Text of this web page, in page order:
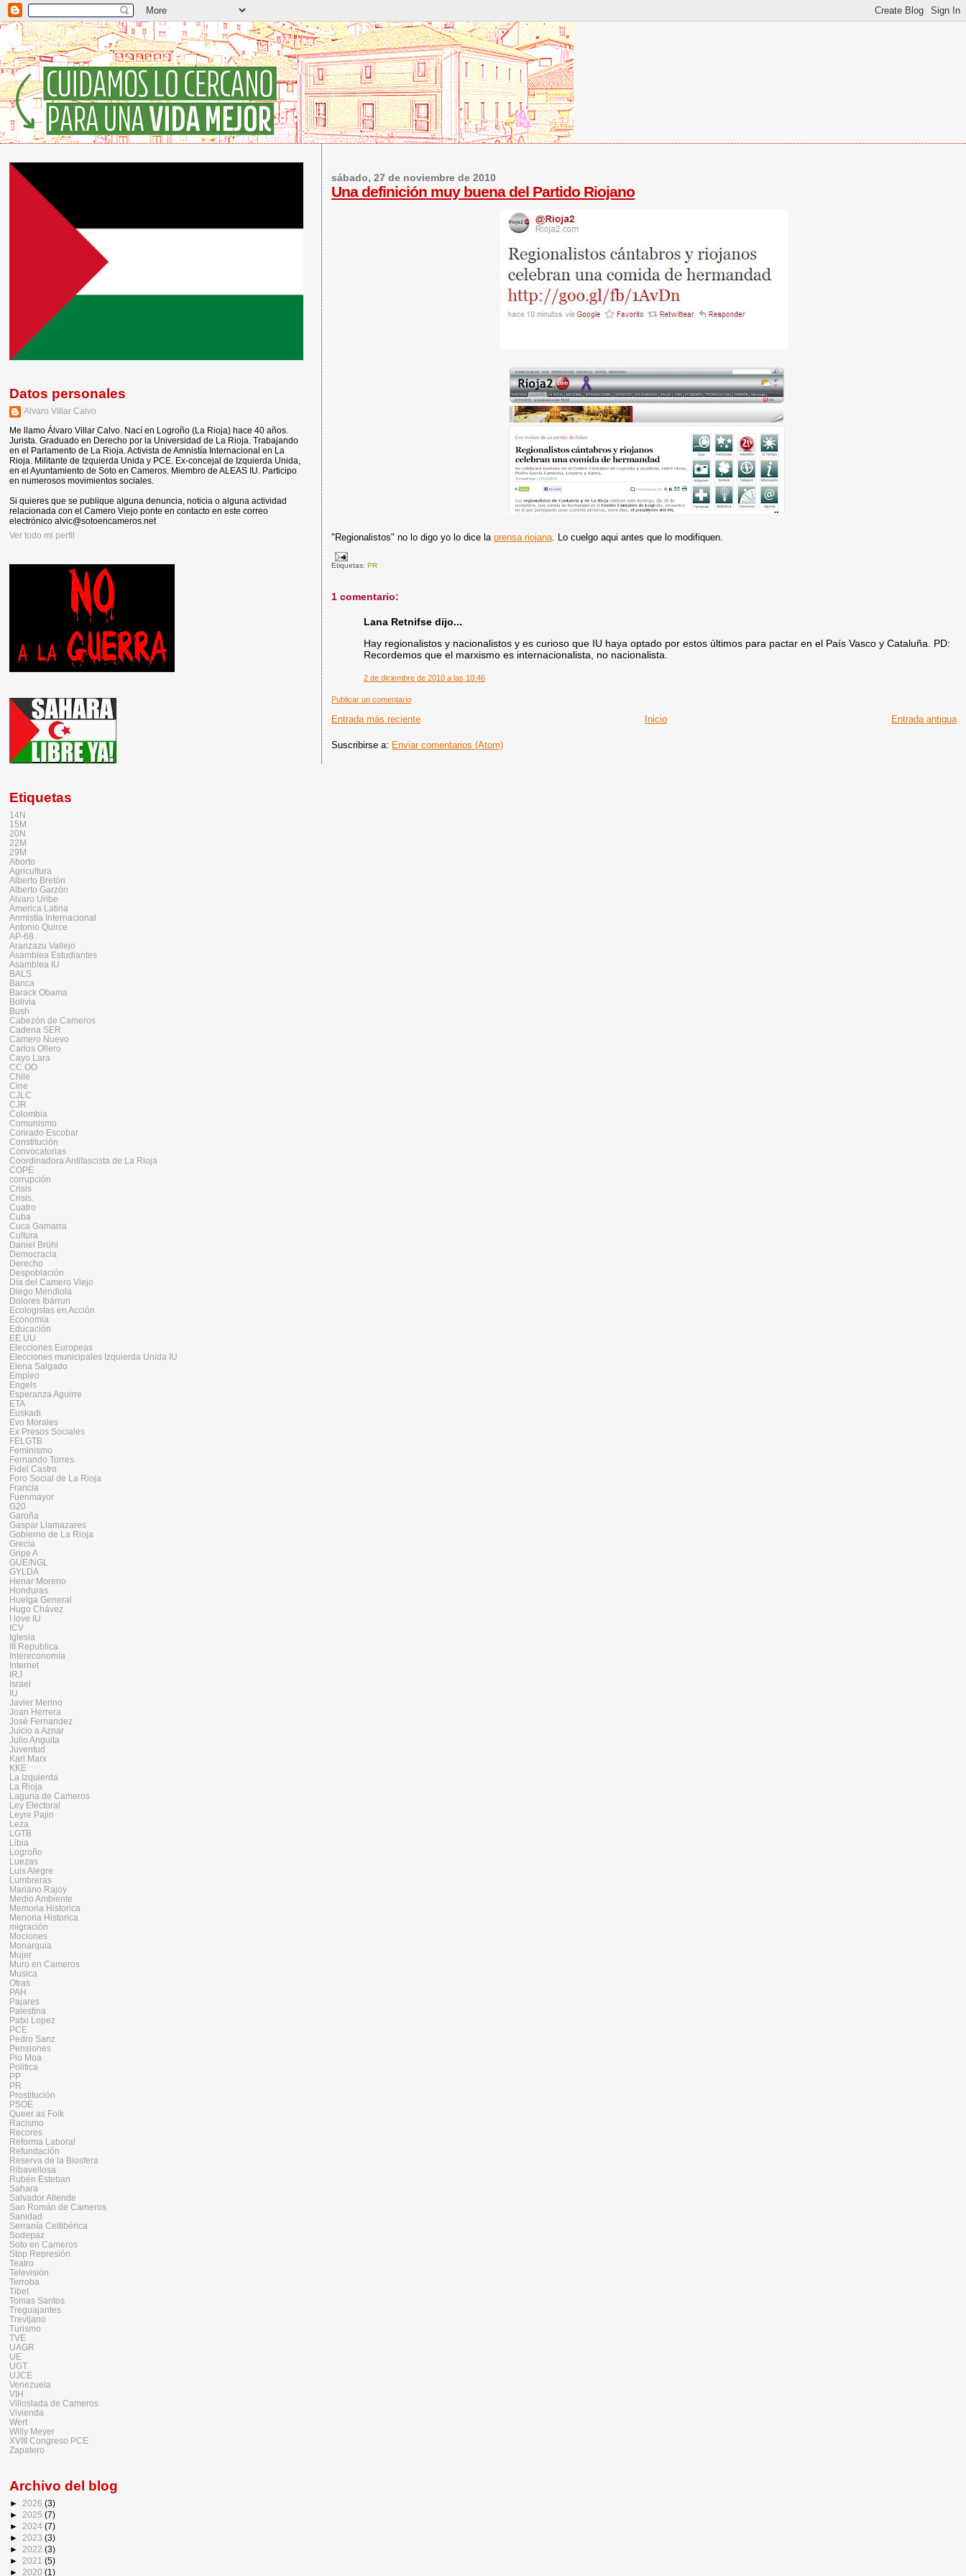
sábado, 27 de noviembre de 2010
Una definición muy buena del Partido Riojano
"Regionalistos" no lo digo yo lo dice laprensa riojana. Lo cuelgo aqui antes que lo modifiquen.
Etiquetas:PR
1 comentario:
Lana Retnifse dijo...
Hay regionalistos y nacionalistos y es curioso que IU haya optado por estos últimos para pactar en el País Vasco y Cataluña. PD:
Recordemos que el marxismo es internacionalista, no nacionalista.
2 de diciembre de 2010 a las 10:46
Publicar un comentario
Entrada más reciente Entrada antigua
Inicio
Suscribirse a: Enviar comentarios (Atom)
Datos personales
Alvaro Villar Calvo
Me llamo Álvaro Villar Calvo. Nací en Logroño (La Rioja) hace 40 años.
Jurista. Graduado en Derecho por la Universidad de La Rioja. Trabajando
en el Parlamento de La Rioja. Activista de Amnistía Internacional en La
Rioja. Militante de Izquierda Unida y PCE. Ex-concejal de Izquierda Unida,
en el Ayuntamiento de Soto en Cameros. Miembro de ALEAS IU. Participo
en numerosos movimientos sociales.
Si quieres que se publique alguna denuncia, noticia o alguna actividad
relacionada con el Camero Viejo ponte en contacto en este correo
electrónico alvic@sotoencameros.net
Ver todo mi perfil
Etiquetas
14N
15M
20N
22M
29M
Aborto
Agricultura
Alberto Bretón
Alberto Garzón
Alvaro Uribe
America Latina
Anmistía Internacional
Antonio Quirce
AP-68
Aranzazu Vallejo
Asamblea Estudiantes
Asamblea IU
BALS
Banca
Barack Obama
Bolivia
Bush
Cabezón de Cameros
Cadena SER
Camero Nuevo
Carlos Ollero
Cayo Lara
CC.OO
Chile
Cine
CJLC
CJR
Colombia
Comunismo
Conrado Escobar
Constitución
Convocatorias
Coordinadora Antifascista de La Rioja
COPE
corrupción
Crisis
Crisis.
Cuatro
Cuba
Cuca Gamarra
Cultura
Daniel Brühl
Democracia
Derecho
Despoblación
Día del Camero Viejo
Diego Mendiola
Dolores Ibárruri
Ecologistas en Acción
Economia
Educación
EE.UU.
Elecciones Europeas
Elecciones municipales Izquierda Unida IU
Elena Salgado
Empleo
Engels
Esperanza Aguirre
ETA
Euskadi
Evo Morales
Ex Presos Sociales
FELGTB
Feminismo
Fernando Torres
Fidel Castro
Foro Social de La Rioja
Francia
Fuenmayor
G20
Garoña
Gaspar Llamazares
Gobierno de La Rioja
Grecia
Gripe A
GUE/NGL
GYLDA
Henar Moreno
Honduras
Huelga General
Hugo Chávez
I love IU
ICV
Iglesia
III Republica
Intereconomía
Internet
IRJ
Israel
IU
Javier Merino
Joan Herrera
José Fernandez
Juicio a Aznar
Julio Anguita
Juventud
Karl Marx
KKE
La Izquierda
La Rioja
Laguna de Cameros
Ley Electoral
Leyre Pajin
Leza
LGTB
Libia
Logroño
Luezas
Luis Alegre
Lumbreras
Mariano Rajoy
Medio Ambiente
Memoria Historica
Menoria Historica
migración
Mociones
Monarquia
Mujer
Muro en Cameros
Musica
Otras
PAH
Pajares
Palestina
Patxi Lopez
PCE
Pedro Sanz
Pensiones
Pio Moa
Politica
PP
PR
Prostitución
PSOE
Queer as Folk
Racismo
Recores
Reforma Laboral
Refundación
Reserva de la Biosfera
Ribavellosa
Rubén Esteban
Sahara
Salvador Allende
San Román de Cameros
Sanidad
Serranía Celtibérica
Sodepaz
Soto en Cameros
Stop Represión
Teatro
Televisión
Terroba
Tibet
Tomas Santos
Treguajantes
Trevijano
Turismo
TVE
UAGR
UE
UGT
UJCE
Venezuela
VIH
Villoslada de Cameros
Vivienda
Wert
Willy Meyer
XVIII Congreso PCE
Zapatero
Archivo del blog
► 2026 (3)
► 2025 (7)
► 2024 (7)
► 2023 (3)
► 2022 (3)
► 2021 (5)
► 2020 (1)